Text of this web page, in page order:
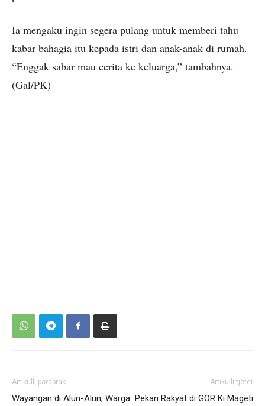
Ia mengaku ingin segera pulang untuk memberi tahu
kabar bahagia itu kepada istri dan anak-anak di rumah.
“Enggak sabar mau cerita ke keluarga,” tambahnya.
(Gal/PK)
Artikulli paraprak
Wayangan di Alun-Alun, Warga
Artikulli tjetër
Pekan Rakyat di GOR Ki Mageti